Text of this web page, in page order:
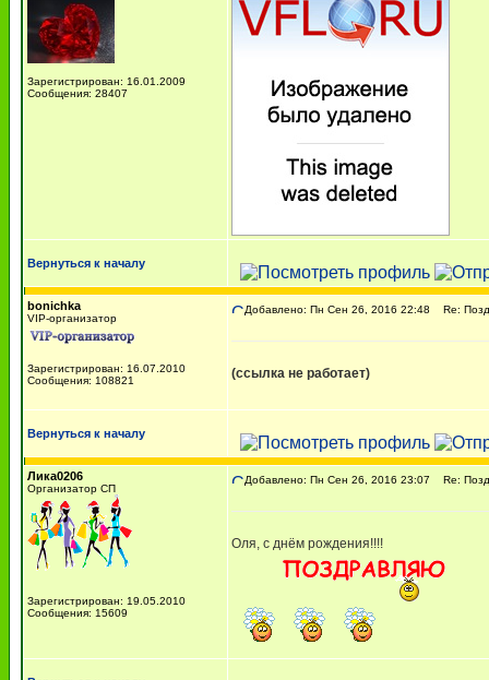
Зарегистрирован: 16.01.2009
Сообщения: 28407
Вернуться к началу
bonichka
VIP-организатор
Зарегистрирован: 16.07.2010
Сообщения: 108821
Добавлено: Пн Сен 26, 2016 22:48 Re:
(ссылка не работает)
Вернуться к началу
Лика0206
Организатор СП
Зарегистрирован: 19.05.2010
Сообщения: 15609
Добавлено: Пн Сен 26, 2016 23:07 Re:
Оля, с днём рождения!!!!